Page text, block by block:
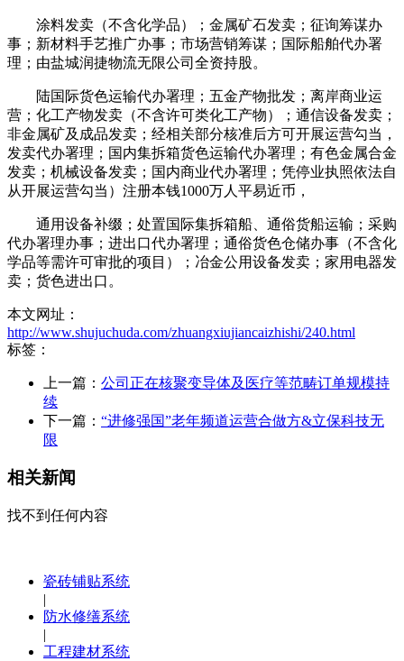
涂料发卖（不含化学品）；金属矿石发卖；征询筹谋办
事；新材料手艺推广办事；市场营销筹谋；国际船舶代办署
理；由盐城润捷物流无限公司全资持股。
陆国际货色运输代办署理；五金产物批发；离岸商业运
营；化工产物发卖（不含许可类化工产物）；通信设备发卖；
非金属矿及成品发卖；经相关部分核准后方可开展运营勾当，
发卖代办署理；国内集拆箱货色运输代办署理；有色金属合金
发卖；机械设备发卖；国内商业代办署理；凭停业执照依法自
从开展运营勾当）注册本钱1000万人平易近币，
通用设备补缀；处置国际集拆箱船、通俗货船运输；采购
代办署理办事；进出口代办署理；通俗货色仓储办事（不含化
学品等需许可审批的项目）；冶金公用设备发卖；家用电器发
卖；货色进出口。
本文网址：
http://www.shujuchuda.com/zhuangxiujiancaizhishi/240.html
标签：
上一篇： 公司正在核聚变导体及医疗等范畴订单规模持
续
下一篇： “进修强国”老年频道运营合做方&立保科技无
限
相关新闻
找不到任何内容
瓷砖铺贴系统
|
防水修缮系统
|
工程建材系统